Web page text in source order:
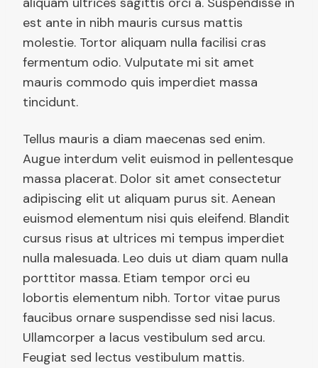
est ante in nibh mauris cursus mattis
molestie. Tortor aliquam nulla facilisi cras
fermentum odio. Vulputate mi sit amet
mauris commodo quis imperdiet massa
tincidunt.
Tellus mauris a diam maecenas sed enim.
Augue interdum velit euismod in pellentesque
massa placerat. Dolor sit amet consectetur
adipiscing elit ut aliquam purus sit. Aenean
euismod elementum nisi quis eleifend. Blandit
cursus risus at ultrices mi tempus imperdiet
nulla malesuada. Leo duis ut diam quam nulla
porttitor massa. Etiam tempor orci eu
lobortis elementum nibh. Tortor vitae purus
faucibus ornare suspendisse sed nisi lacus.
Ullamcorper a lacus vestibulum sed arcu.
Feugiat sed lectus vestibulum mattis.